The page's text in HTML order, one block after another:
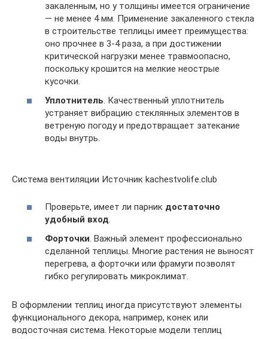
закаленным, но у толщины имеется ограничение
— не менее 4 мм. Применение закаленного стекла
в строительстве теплицы имеет преимущества:
оно прочнее в 3-4 раза, а при достижении
критической нагрузки менее травмоопасно,
поскольку крошится на мелкие неострые
кусочки.
Уплотнитель . Качественный уплотнитель
устраняет вибрацию стеклянных элементов в
ветреную погоду и предотвращает затекание
воды внутрь.
Система вентиляции Источник kachestvolife.club
Проверьте, имеет ли парник достаточно
удобный вход.
Форточки . Важный элемент профессионально
сделанной теплицы. Многие растения не выносят
перегрева, а форточки или фрамуги позволят
гибко регулировать микроклимат.
В оформлении теплиц иногда присутствуют элементы
функционального декора, например, конек или
водосточная система. Некоторые модели теплиц